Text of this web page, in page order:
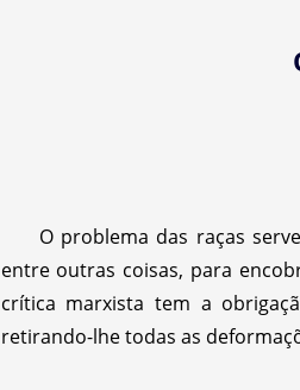
O problema das raças
entre outras coisas, para
crítica marxista tem a
retirando-lhe todas as